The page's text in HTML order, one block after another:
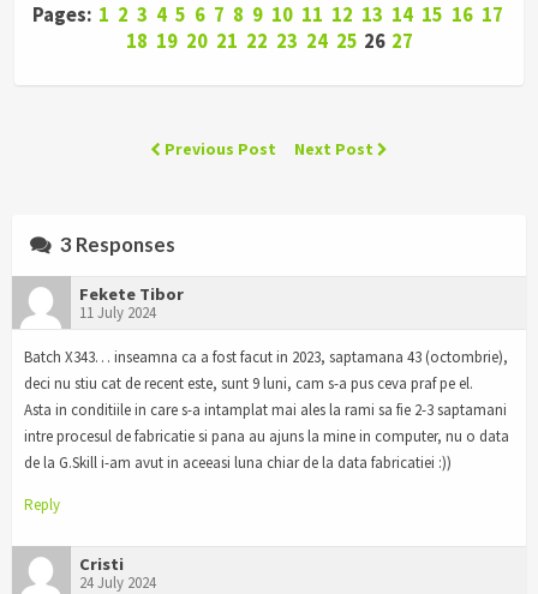
Pages: 1 2 3 4 5 6 7 8 9 10 11 12 13 14 15 16 17
18 19 20 21 22 23 24 25 26 27
Previous Post Next Post
3 Responses
Fekete Tibor
11 July 2024
Batch X343… inseamna ca a fost facut in 2023, saptamana 43 (octombrie),
deci nu stiu cat de recent este, sunt 9 luni, cam s-a pus ceva praf pe el.
Asta in conditiile in care s-a intamplat mai ales la rami sa fie 2-3 saptamani
intre procesul de fabricatie si pana au ajuns la mine in computer, nu o data
de la G.Skill i-am avut in aceeasi luna chiar de la data fabricatiei :))
Reply
Cristi
24 July 2024